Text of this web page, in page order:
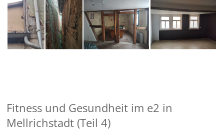
Fitness und Gesundheit im e2 in
Mellrichstadt (Teil 4)